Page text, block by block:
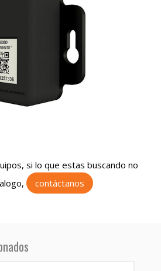
si lo que estas buscando no
contáctanos